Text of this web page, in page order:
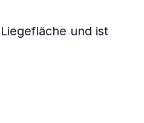
und ist